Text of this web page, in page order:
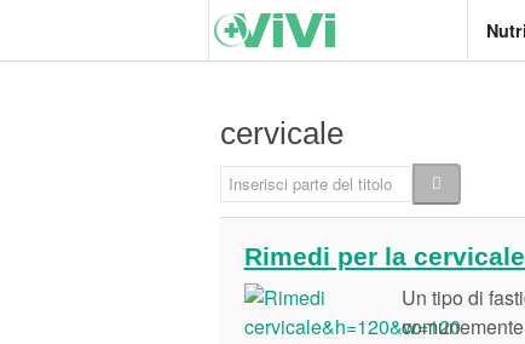
cervicale
Inserisci parte del titolo
Rimedi per la
Un tipo di